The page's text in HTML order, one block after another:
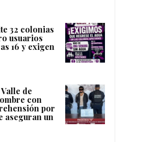
32 colonias
usuarios
16 y exigen
de
con
por
aseguran un